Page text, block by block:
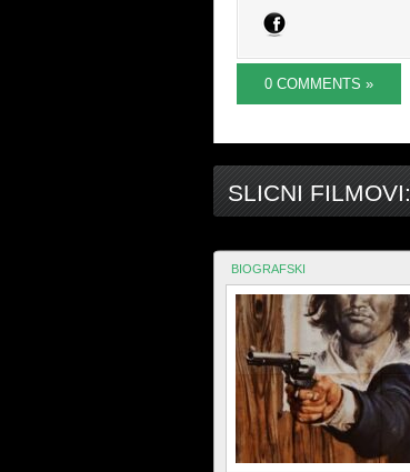
0 COMMENTS »
SLICNI FILMOVI:
BIOGRAFSKI